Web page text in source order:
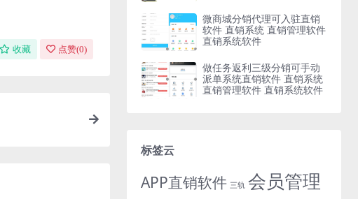
收藏 点赞(0)
微商城分销代理可入驻直销
软件 直销系统 直销管理软件
直销系统软件
做任务返利三级分销可手动
派单系统直销软件 直销系统
直销管理软件 直销系统软件
标签云
APP直销软件 三轨 会员管理